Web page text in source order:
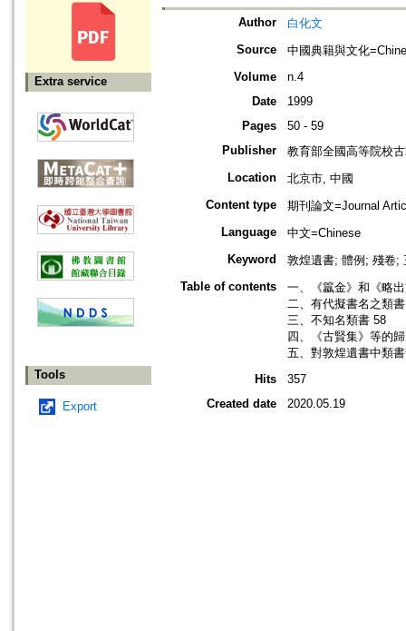
Extra service
Tools
Export
Author
白化文
Source
中國典籍與文化
Volume
n.4
Date
1999
Pages
50 - 59
Publisher
教育部全國高等院校
Location
北京市, 中國
Content type
期刊論文=Journal
Language
中文=Chinese
Keyword
敦煌遺書; 體例; 殘卷;
Table of contents
一、《籝金》和《略
二、有代擬書名之類
三、不知名類書 58
四、《古賢集》等的
五、對敦煌遺書中類
Hits
357
Created date
2020.05.19